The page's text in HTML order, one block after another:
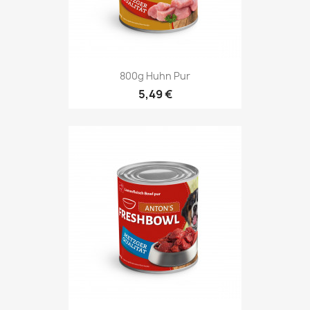
800g Huhn Pur
5,49 €